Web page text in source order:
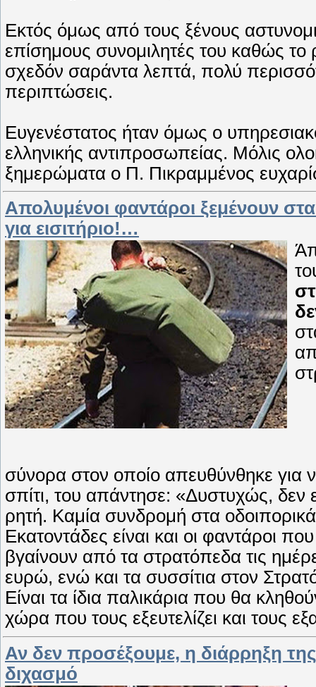
Εκτός όμως από τους ξένους
επίσημους συνομιλητές του καθώς
σχεδόν σαράντα λεπτά, πολύ
περιπτώσεις.
Ευγενέστατος ήταν όμως ο
ελληνικής αντιπροσωπείας. Μόλις
ξημερώματα ο Π. Πικραμμένος
Απολυμένοι φαντάροι ξεμένουν
για εισιτήριο!…
σύνορα στον οποίο απευθύνθηκε για
σπίτι, του απάντησε: «Δυστυχώς, δεν
ρητή. Καμία συνδρομή στα
Εκατοντάδες είναι και οι φαντάροι
βγαίνουν από τα στρατόπεδα τις
ευρώ, ενώ και τα συσσίτια στον
Είναι τα ίδια παλικάρια που θα
χώρα που τους εξευτελίζει και τους
Αν δεν προσέξουμε, η διάρρηξη
διχασμό